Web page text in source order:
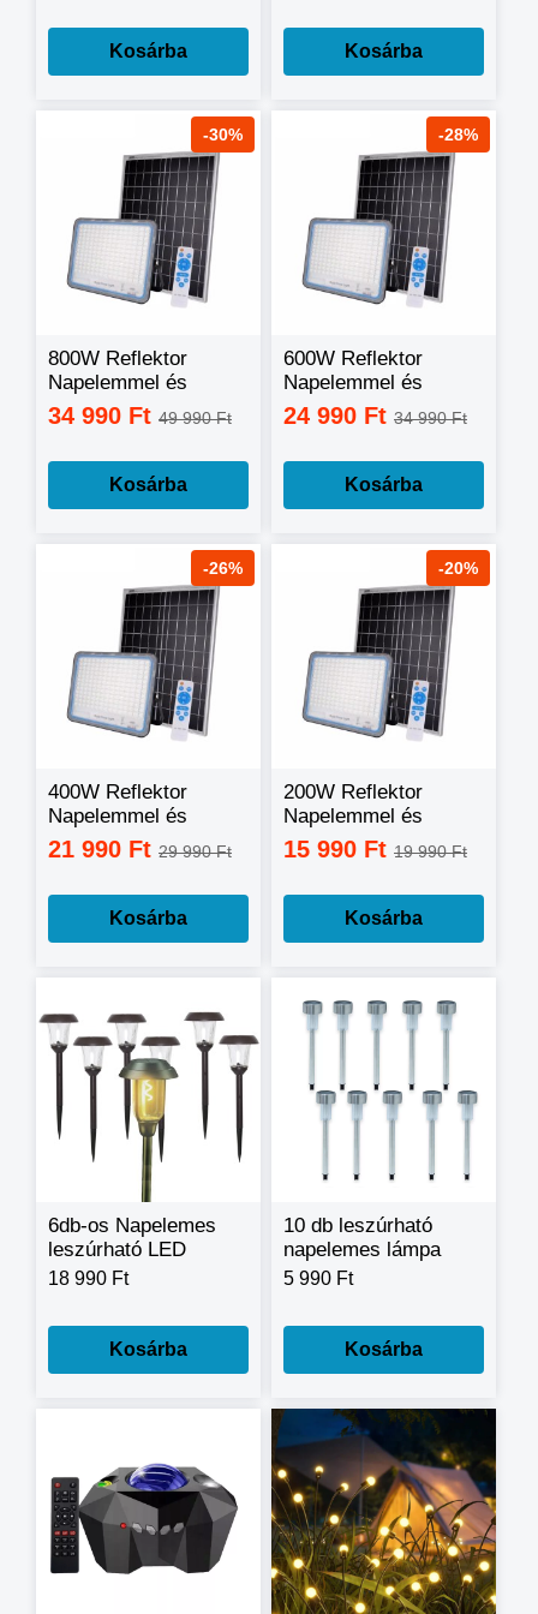
multifunkciós
(W5138)Kosárba
multifunkciós
(W5130)Kosárba
-30%
800W Reflektor
Napelemmel és
távirányítóval
34 990 Ft 49 990 Ft
Kosárba
-28%
600W Reflektor
Napelemmel és
távirányítóval
24 990 Ft 34 990 Ft
Kosárba
-26%
400W Reflektor
Napelemmel és
távirányítóval
21 990 Ft 29 990 Ft
Kosárba
-20%
200W Reflektor
Napelemmel és
távirányítóval
15 990 Ft 19 990 Ft
Kosárba
6db-os Napelemes
leszúrható LED
lámpa, kerti lámpa
18 990 Ft
Kosárba
10 db leszúrható
napelemes lámpa
5 990 Ft
Kosárba